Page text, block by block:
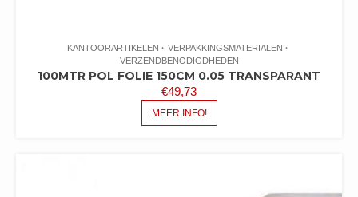
KANTOORARTIKELEN
VERPAKKINGSMATERIALEN
VERZENDBENODIGDHEDEN
100MTR POL FOLIE 150CM 0.05 TRANSPARANT
€49,73
MEER INFO!